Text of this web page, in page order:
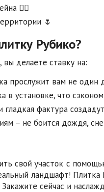
🏊‍♂️
🌷
Рубико?
делаете ставку на:
прослужит вам не один
в установке, что
фактура
– не боится дождя,
свой участок с
ландшафт!
сейчас и